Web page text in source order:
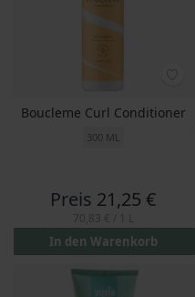
Boucleme Curl Conditioner
300 ML
Preis 21,25 €
In den Warenkorb